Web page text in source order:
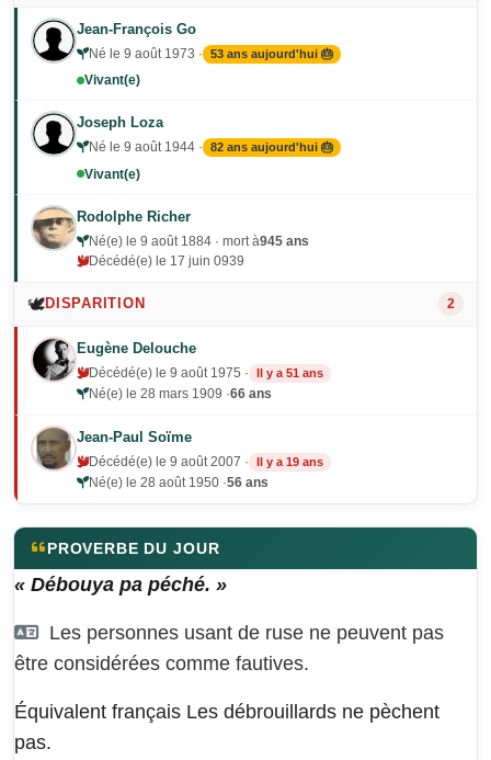
Jean-François Go
Né le 9 août 1973 · 53 ans aujourd'hui 🎂
Vivant(e)
Joseph Loza
Né le 9 août 1944 · 82 ans aujourd'hui 🎂
Vivant(e)
Rodolphe Richer
Né(e) le 9 août 1884 · mort à945 ans
Décédé(e) le 17 juin 0939
🕊️DISPARITION 2
Eugène Delouche
Décédé(e) le 9 août 1975 · Il y a 51 ans
Né(e) le 28 mars 1909 ·66 ans
Jean-Paul Soïme
Décédé(e) le 9 août 2007 · Il y a 19 ans
Né(e) le 28 août 1950 ·56 ans
PROVERBE DU JOUR
« Débouya pa péché. »
Les personnes usant de ruse ne peuvent pas
être considérées comme fautives.
Équivalent français Les débrouillards ne pèchent
pas.